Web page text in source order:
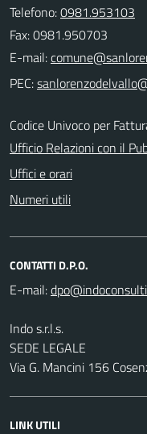
Telefono:0981.953103
Fax: 0981.950703
E-mail:
PEC:
Codice Univoco per
Ufficio Relazioni con il
Uffici e orari
Numeri utili
CONTATTI D.P.O.
E-mail:
Indo s.r.l.s.
SEDE LEGALE
Via G. Mancini 156
LINK UTILI